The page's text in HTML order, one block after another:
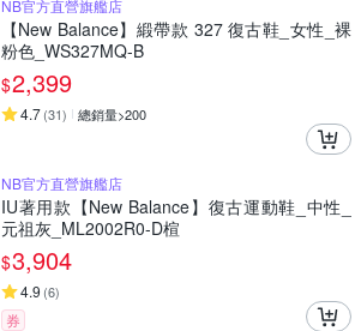
NB官方直營旗艦店
【New Balance】緞帶款 327 復古鞋_女性_裸
粉色_WS327MQ-B
$2,399
4.7(31) 總銷量>200
NB官方直營旗艦店
IU著用款【New Balance】復古運動鞋_中性_
元祖灰_ML2002R0-D楦
$3,904
4.9 (6)
券